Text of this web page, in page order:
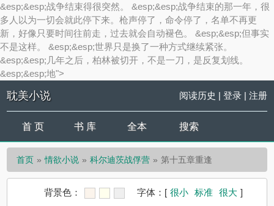
&esp;&esp;战争结束得很突然。 &esp;&esp;战争结束的那一年，很
多人以为一切会就此停下来。枪声停了，命令停了，名单不再更
新，好像只要时间往前走，过去就会自动褪色。 &esp;&esp;但事实
不是这样。 &esp;&esp;世界只是换了一种方式继续紧张。
&esp;&esp;几年之后，柏林被切开，不是一刀，是反复划线。
&esp;&esp;地">
耽美小说 阅读历史 | 登录| 注册
首 页 书 库 全本 搜索
首页 情欲小说 科尔迪茨战俘营 第十五章重逢
背景色： 字体： [ 很小 标准 很大 ]